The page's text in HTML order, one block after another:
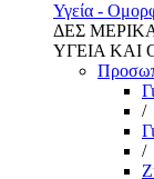
Υγεία -
ΔΕΣ
ΥΓΕΙΑ ΚΑΙ
/
/